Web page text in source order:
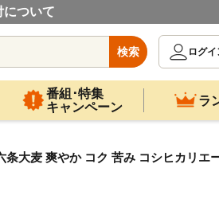
について
検索
ログ
番組･特集
キャンペーン
ラ
大麦 爽やか コク 苦み コシヒカリエ